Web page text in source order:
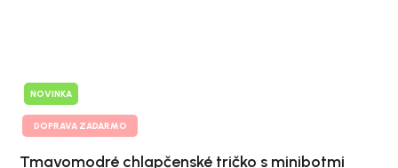
NOVINKA
DOPRAVA ZADARMO
Tmavomodré chlapčenské tričko s minibotmi